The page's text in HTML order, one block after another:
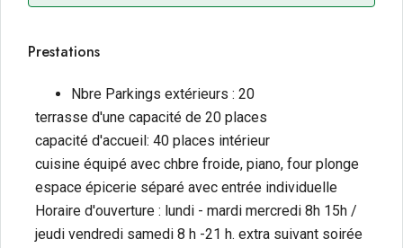
Prestations
Nbre Parkings extérieurs : 20
terrasse d'une capacité de 20 places
capacité d'accueil: 40 places intérieur
cuisine équipé avec chbre froide, piano, four plonge
espace épicerie séparé avec entrée individuelle
Horaire d'ouverture : lundi - mardi mercredi 8h 15h /
jeudi vendredi samedi 8 h -21 h. extra suivant soirée